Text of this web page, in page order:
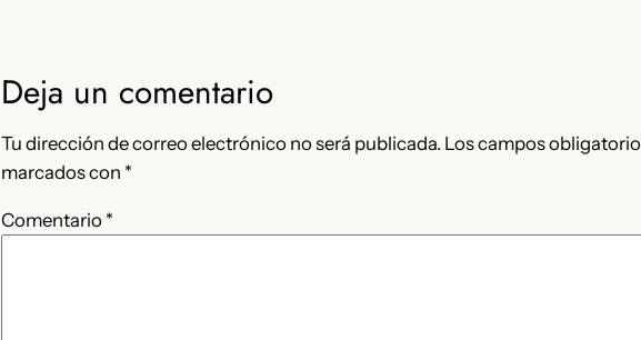
Deja un comentario
Tu dirección de correo electrónico no será publicada. Los campos
marcados con *
Comentario *